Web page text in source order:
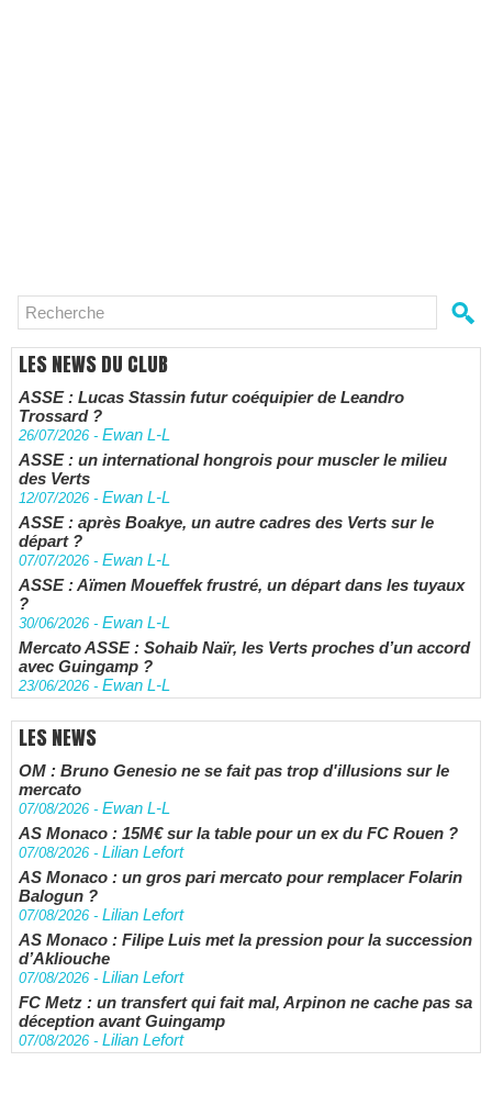
LES NEWS DU CLUB
ASSE : Lucas Stassin futur coéquipier de Leandro
Trossard ?
26/07/2026 - Ewan L-L
ASSE : un international hongrois pour muscler le milieu
des Verts
12/07/2026 - Ewan L-L
ASSE : après Boakye, un autre cadres des Verts sur le
départ ?
07/07/2026 - Ewan L-L
ASSE : Aïmen Moueffek frustré, un départ dans les tuyaux
?
30/06/2026 - Ewan L-L
Mercato ASSE : Sohaib Naïr, les Verts proches d’un accord
avec Guingamp ?
23/06/2026 - Ewan L-L
LES NEWS
OM : Bruno Genesio ne se fait pas trop d'illusions sur le
mercato
07/08/2026 - Ewan L-L
AS Monaco : 15M€ sur la table pour un ex du FC Rouen ?
07/08/2026 - Lilian Lefort
AS Monaco : un gros pari mercato pour remplacer Folarin
Balogun ?
07/08/2026 - Lilian Lefort
AS Monaco : Filipe Luis met la pression pour la succession
d’Akliouche
07/08/2026 - Lilian Lefort
FC Metz : un transfert qui fait mal, Arpinon ne cache pas sa
déception avant Guingamp
07/08/2026 - Lilian Lefort